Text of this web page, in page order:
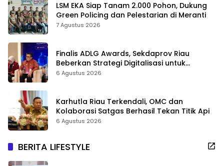
LSM EKA Siap Tanam 2.000 Pohon, Dukung
Green Policing dan Pelestarian di Meranti
7 Agustus 2026
Finalis ADLG Awards, Sekdaprov Riau
Beberkan Strategi Digitalisasi untuk
Tingkatkan Layanan Publik
6 Agustus 2026
Karhutla Riau Terkendali, OMC dan
Kolaborasi Satgas Berhasil Tekan Titik Api
6 Agustus 2026
BERITA LIFESTYLE